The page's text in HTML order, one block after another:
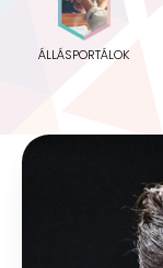
ÁLLÁSPORTÁLOK